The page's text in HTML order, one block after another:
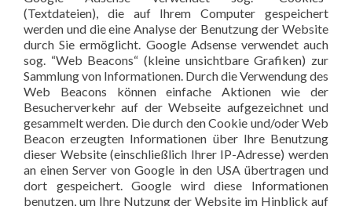
(Textdateien), die auf Ihrem Computer gespeichert
werden und die eine Analyse der Benutzung der Website
durch Sie ermöglicht. Google Adsense verwendet auch
sog. “Web Beacons“ (kleine unsichtbare Grafiken) zur
Sammlung von Informationen. Durch die Verwendung des
Web Beacons können einfache Aktionen wie der
Besucherverkehr auf der Webseite aufgezeichnet und
gesammelt werden. Die durch den Cookie und/oder Web
Beacon erzeugten Informationen über Ihre Benutzung
dieser Website (einschließlich Ihrer IP-Adresse) werden
an einen Server von Google in den USA übertragen und
dort gespeichert. Google wird diese Informationen
benutzen, um Ihre Nutzung der Website im Hinblick auf